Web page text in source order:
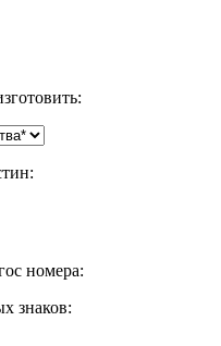
номера:
знаков: